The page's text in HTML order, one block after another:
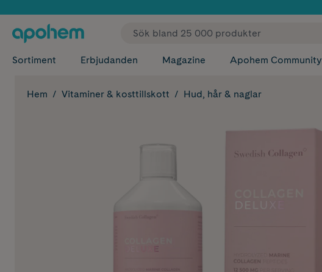
✓ Fri frakt
Sortiment Erbjudanden Magazine Apohem Community
Hem Vitaminer & kosttillskott Hud, hår & naglar